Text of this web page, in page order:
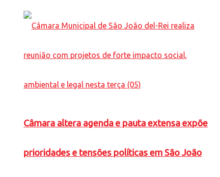
Câmara altera agenda e pauta extensa expõe
prioridades e tensões políticas em São João